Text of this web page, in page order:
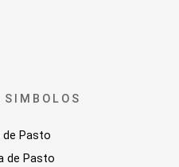
SIMBOLOS
de Pasto
de Pasto